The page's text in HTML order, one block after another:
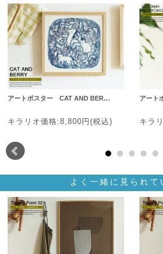
アートポスター CAT AND BER…
キラリオ価格:8,800円(税込)
アー
キラ
よく一緒に見られて